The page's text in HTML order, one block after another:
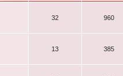
32 960
13 385